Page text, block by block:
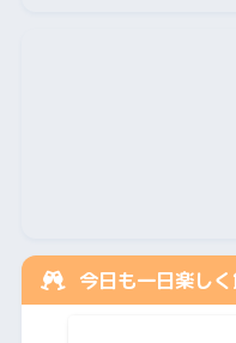
今日も一日楽しく